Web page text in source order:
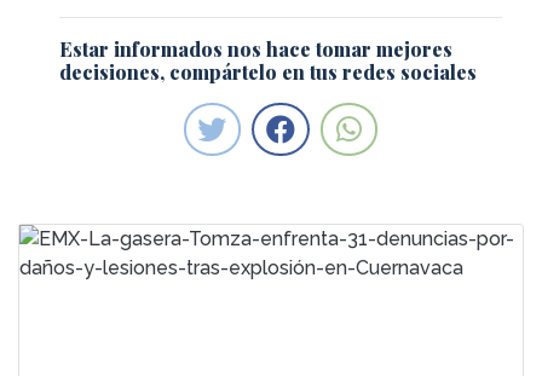
Estar informados nos hace tomar mejores
decisiones, compártelo en tus redes sociales